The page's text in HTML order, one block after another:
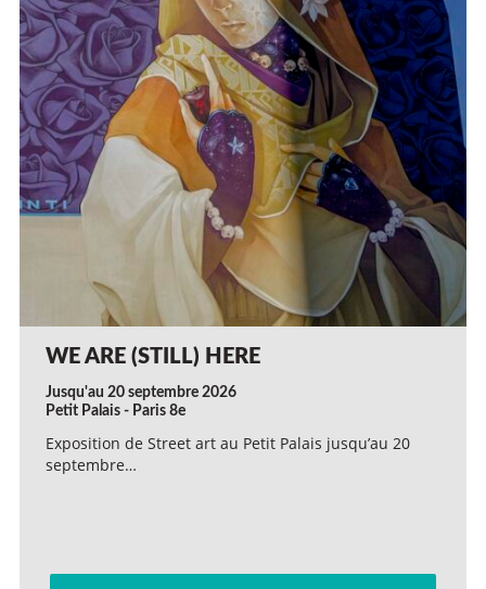
WE ARE (STILL) HERE
Jusqu'au 20 septembre 2026
Petit Palais - Paris 8e
Exposition de Street art au Petit Palais jusqu’au 20
septembre…